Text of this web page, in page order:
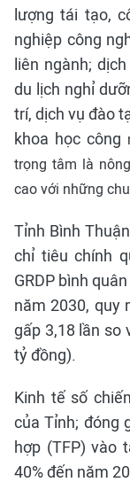
lượng tái tạo,
nghiệp công
liên ngành;
du lịch nghỉ
trí, dịch vụ đào
khoa học công
trọng tâm là
cao với những
Tỉnh Bình
chỉ tiêu chính
GRDP bình
năm 2030, quy
gấp 3,18 lần so
tỷ đồng).
Kinh tế số
của Tỉnh; đóng
hợp (TFP) vào
40% đến năm